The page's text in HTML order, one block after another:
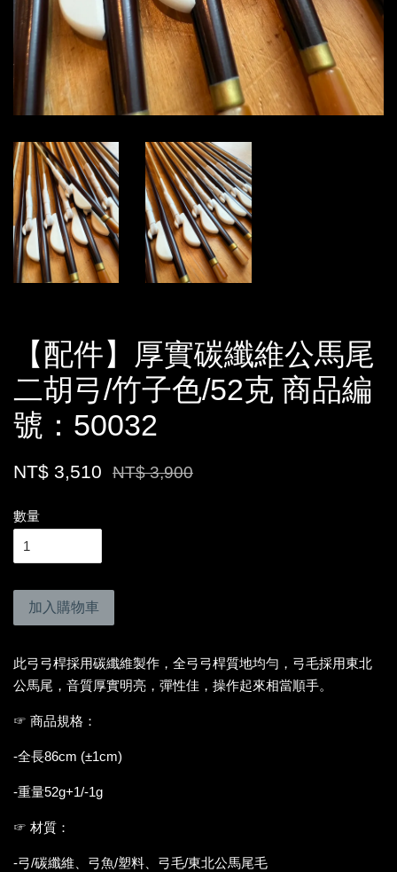
【配件】厚實碳纖維公馬尾
二胡弓/竹子色/52克 商品編
號：50032
NT$ 3,510 NT$ 3,900
數量
加入購物車
此弓弓桿採用碳纖維製作，全弓弓桿質地均勻，弓毛採用東北
公馬尾，音質厚實明亮，彈性佳，操作起來相當順手。
☞ 商品規格：
-全長86cm (±1cm)
-重量52g+1/-1g
☞ 材質：
-弓/碳纖維、弓魚/塑料、弓毛/東北公馬尾毛